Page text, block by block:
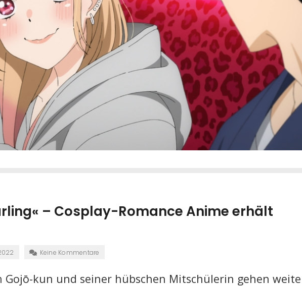
– Cosplay-Romance Anime erhält
Keine Kommentare
Gojō-kun und seiner hübschen Mitschülerin gehen